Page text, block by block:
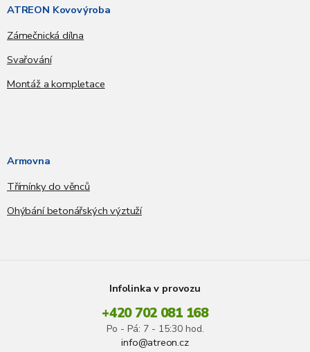
ATREON Kovovýroba
Zámečnická dílna
Svařování
Montáž a kompletace
Armovna
Třímínky do věnců
Ohýbání betonářských výztuží
Infolinka v provozu
+420 702 081 168
Po - Pá: 7 - 15:30 hod.
info@atreon.cz